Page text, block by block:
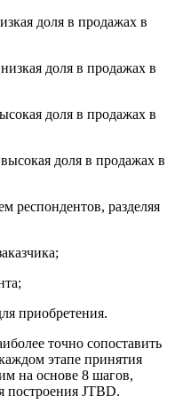
доля в продажах в
доля в продажах в
доля в продажах в
доля в продажах в
респондентов, разделяя
приобретения.
точно сопоставить
этапе принятия
на основе 8 шагов,
построения JTBD.